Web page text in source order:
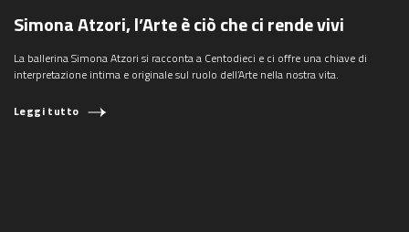
Simona Atzori, l’Arte è ciò che ci rende vivi
La ballerina Simona Atzori si racconta a Centodieci e ci offre una chiave di
interpretazione intima e originale sul ruolo dell’Arte nella nostra vita.
Leggi tutto